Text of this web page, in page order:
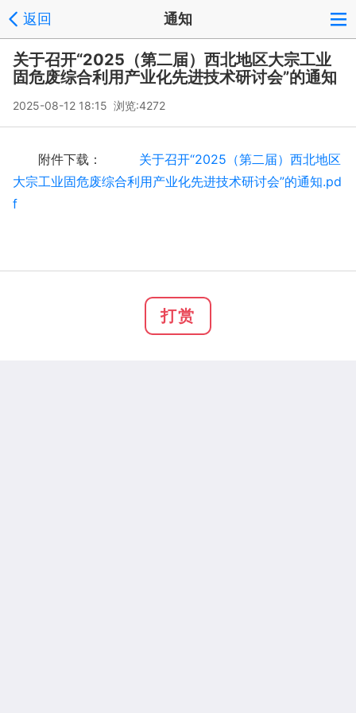
返回 通知
关于召开“2025（第二届）西北地区大宗工业
固危废综合利用产业化先进技术研讨会”的通知
2025-08-12 18:15 浏览:4272
附件下载：
关于召开“2025（第二届）西北地区
大宗工业固危废综合利用产业化先进技术研讨会”的通知.pd
f
打赏